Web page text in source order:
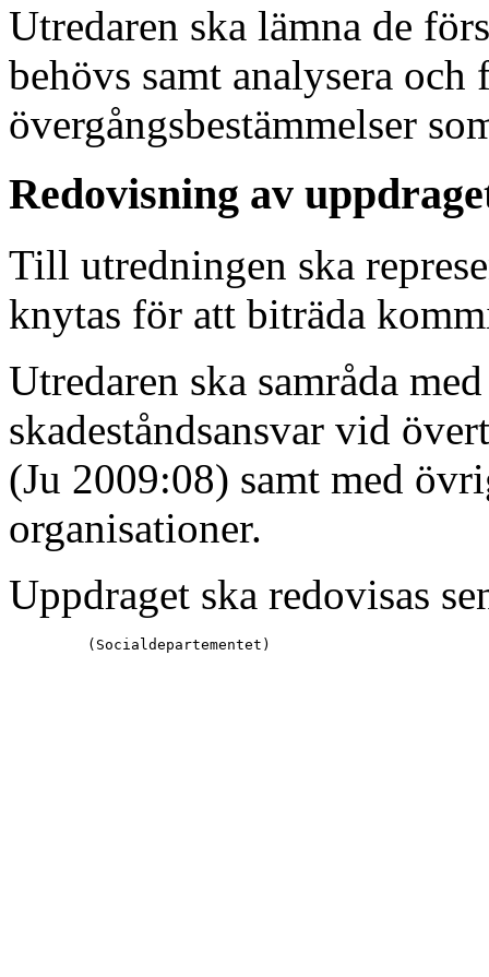
Utredaren ska lämna de
behövs samt analysera och
övergångsbestämmelser
Redovisning av
Till utredningen ska
knytas för att biträda
Utredaren ska samråda
skadeståndsansvar vid
(Ju 2009:08) samt med
organisationer.
Uppdraget ska redovisas